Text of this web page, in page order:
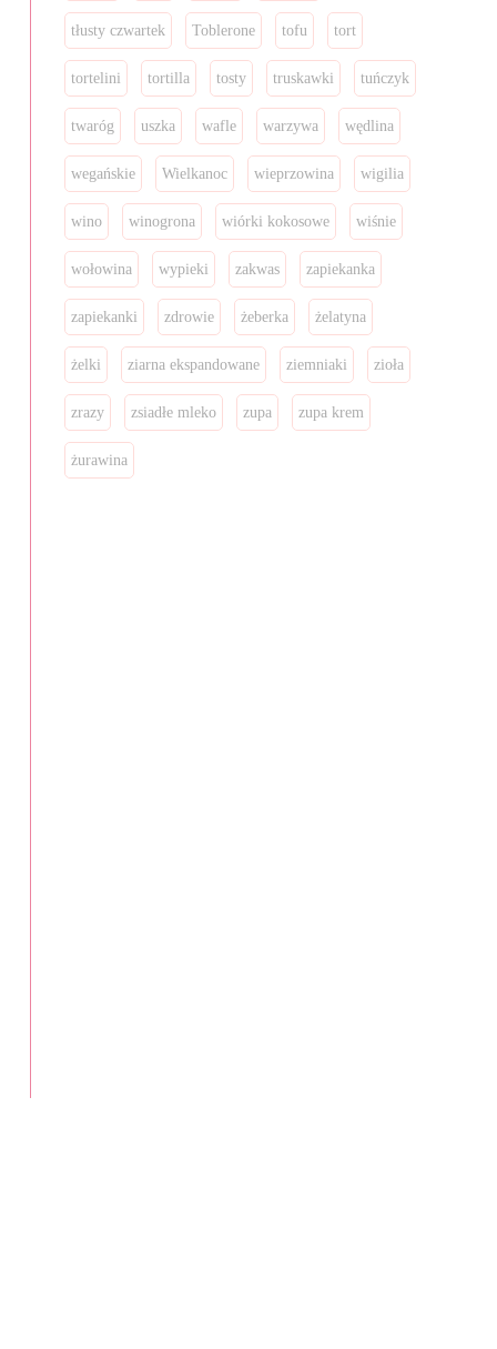
tłusty czwartek Toblerone tofu tort
tortelini tortilla tosty truskawki tuńczyk
twaróg uszka wafle warzywa wędlina
wegańskie Wielkanoc wieprzowina wigilia
wino winogrona wiórki kokosowe wiśnie
wołowina wypieki zakwas zapiekanka
zapiekanki zdrowie żeberka żelatyna
żelki ziarna ekspandowane ziemniaki zioła
zrazy zsiadłe mleko zupa zupa krem
żurawina